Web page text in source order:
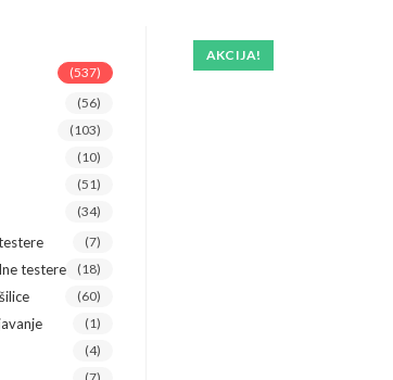
AKCIJA!
(537)
(56)
(103)
(10)
(51)
(34)
(7)
testere (18)
(60)
(1)
(4)